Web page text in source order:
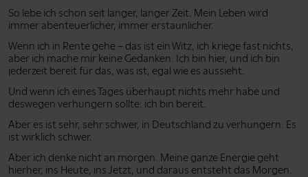
So lebe ich schon seit langer, langer Zeit. Mein Leben wird
immer abenteuerlicher, immer erstaunlicher.
Wenn ich in Rente gehe – das ist ein Witz, ich kriege fast nichts,
aber ich mache mir keine Gedanken. Ich bin hier, und ich bin
jederzeit bereit für das, was ist, egal wie es aussieht.
Und wenn ich eines Tages überhaupt nichts mehr habe und
deswegen verhungern sollte: ich bin bereit.
Aber es ist sehr, sehr schwer, in Deutschland zu verhungern. Es
ist wirklich schwer.
Aber ich denke nicht an morgen. Meine ganze Energie geht
hierher, ins Heute, ins Jetzt, und daraus entsteht das Morgen.